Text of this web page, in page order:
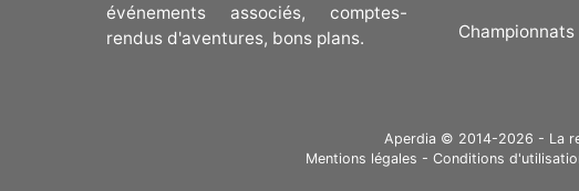
événements associés, comptes-
rendus d'aventures, bons plans.
Championnats
Aperdia © 2014-2026 - La
Mentions légales - Conditions